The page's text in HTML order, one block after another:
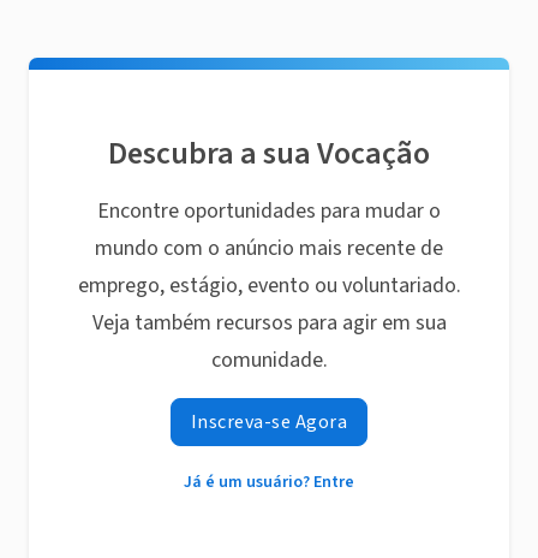
Descubra a sua Vocação
Encontre oportunidades para mudar o
mundo com o anúncio mais recente de
emprego, estágio, evento ou voluntariado.
Veja também recursos para agir em sua
comunidade.
Inscreva-se Agora
Já é um usuário? Entre